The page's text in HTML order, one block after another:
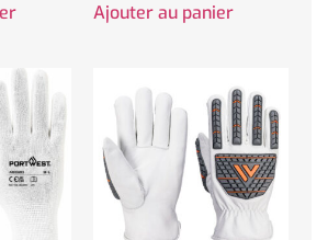
Ajouter au panier